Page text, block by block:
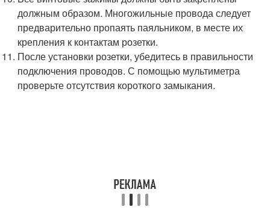
должным образом. Многожильные провода следует
предварительно пропаять паяльником, в месте их
крепления к контактам розетки.
После установки розетки, убедитесь в правильности
подключения проводов. С помощью мультиметра
проверьте отсутствия короткого замыкания.